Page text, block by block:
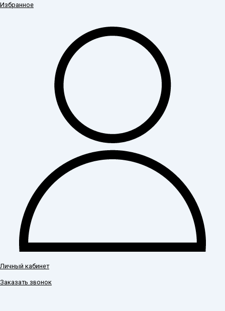
Избранное
Личный кабинет
Заказать звонок